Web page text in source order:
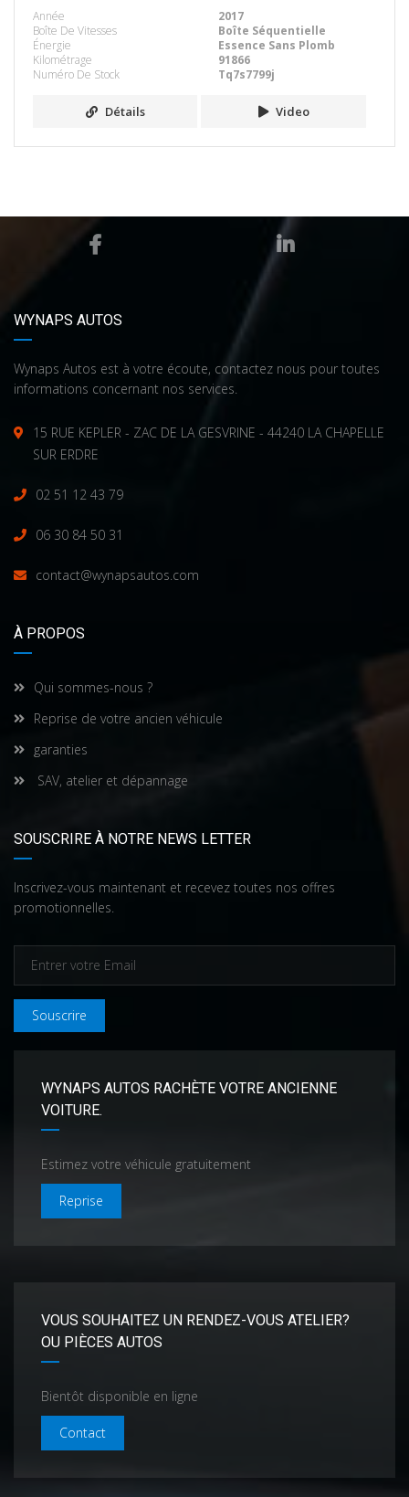
Année
2017
Boîte De Vitesses
Boîte Séquentielle
Énergie
Essence Sans Plomb
Kilométrage
91866
Numéro De Stock
Tq7s7799j
Détails Video
WYNAPS AUTOS
Wynaps Autos est à votre écoute, contactez nous pour toutes
informations concernant nos services.
15 RUE KEPLER - ZAC DE LA GESVRINE - 44240 LA CHAPELLE
SUR ERDRE
02 51 12 43 79
06 30 84 50 31
contact@wynapsautos.com
À PROPOS
Qui sommes-nous ?
Reprise de votre ancien véhicule
garanties
SAV, atelier et dépannage
SOUSCRIRE À NOTRE NEWS LETTER
Inscrivez-vous maintenant et recevez toutes nos offres
promotionnelles.
Souscrire
WYNAPS AUTOS RACHÈTE VOTRE ANCIENNE
VOITURE.
Estimez votre véhicule gratuitement
Reprise
VOUS SOUHAITEZ UN RENDEZ-VOUS ATELIER?
OU PIÈCES AUTOS
Bientôt disponible en ligne
Contact